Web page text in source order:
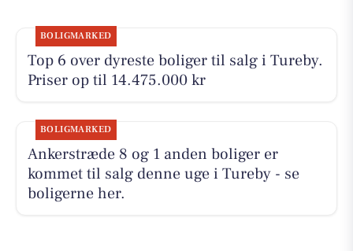
BOLIGMARKED
Top 6 over dyreste boliger til salg i Tureby.
Priser op til 14.475.000 kr
BOLIGMARKED
Ankerstræde 8 og 1 anden boliger er
kommet til salg denne uge i Tureby - se
boligerne her.